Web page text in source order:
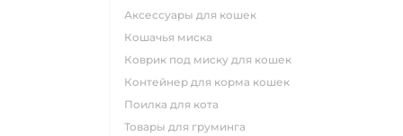
аксессуары для кошек
кошачья миска
коврик под миску для кошек
контейнер для корма кошек
поилка для кота
товары для груминга